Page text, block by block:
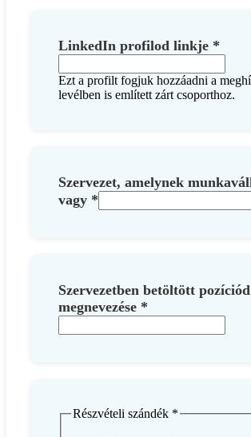
LinkedIn profilod linkje *
Ezt a profilt fogjuk hozzáadni a
levélben is említett zárt csoporthoz.
Szervezet, amelynek
vagy *
Szervezetben betöltött
megnevezése *
Részvételi szándék *